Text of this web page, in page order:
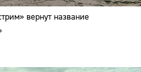
вернут название